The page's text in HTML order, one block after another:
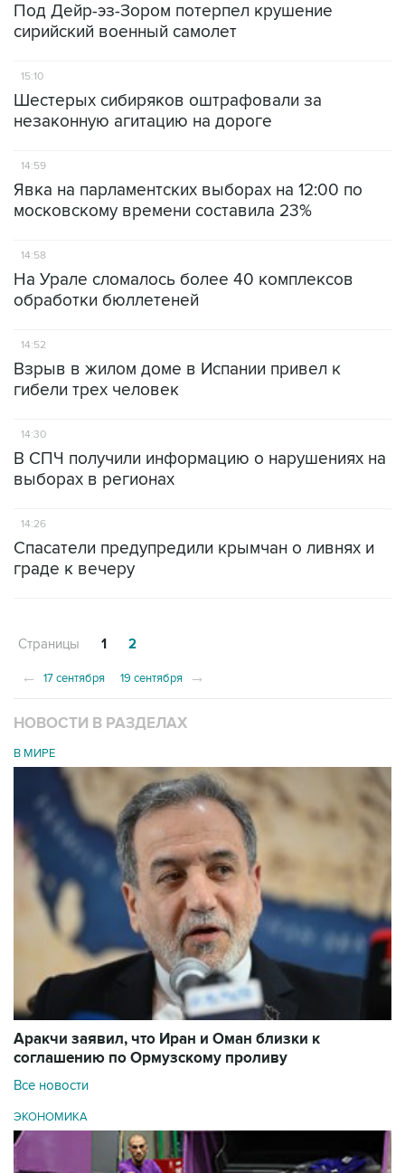
Под Дейр-эз-Зором потерпел крушение
сирийский военный самолет
15:10
Шестерых сибиряков оштрафовали за
незаконную агитацию на дороге
14:59
Явка на парламентских выборах на 12:00 по
московскому времени составила 23%
14:58
На Урале сломалось более 40 комплексов
обработки бюллетеней
14:52
Взрыв в жилом доме в Испании привел к
гибели трех человек
14:30
В СПЧ получили информацию о нарушениях на
выборах в регионах
14:26
Спасатели предупредили крымчан о ливнях и
граде к вечеру
Страницы 1 2
← 17 сентября 19 сентября →
НОВОСТИ В РАЗДЕЛАХ
В МИРЕ
Аракчи заявил, что Иран и Оман близки к
соглашению по Ормузскому проливу
Все новости
ЭКОНОМИКА